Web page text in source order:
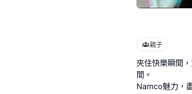
親子
夾住快樂瞬間
間。
Namco魅力，